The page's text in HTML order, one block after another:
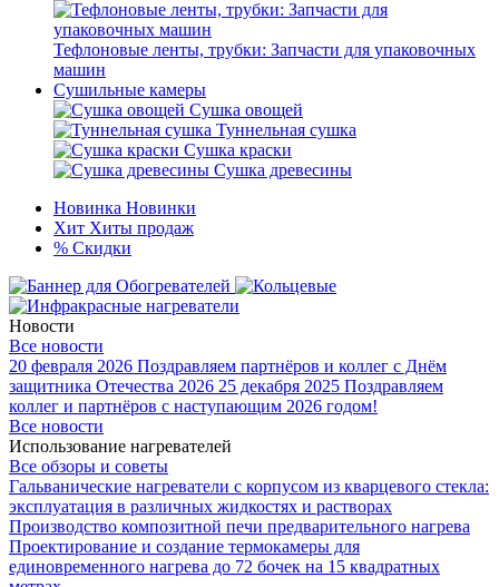
Тефлоновые ленты, трубки: Запчасти для упаковочных
машин
Сушильные камеры
Сушка овощей
Туннельная сушка
Сушка краски
Сушка древесины
Новинка Новинки
Хит Хиты продаж
% Скидки
Новости
Все новости
20 февраля 2026 Поздравляем партнёров и коллег с Днём
защитника Отечества 2026 25 декабря 2025 Поздравляем
коллег и партнёров с наступающим 2026 годом!
Все новости
Использование нагревателей
Все обзоры и советы
Гальванические нагреватели с корпусом из кварцевого стекла:
эксплуатация в различных жидкостях и растворах
Производство композитной печи предварительного нагрева
Проектирование и создание термокамеры для
единовременного нагрева до 72 бочек на 15 квадратных